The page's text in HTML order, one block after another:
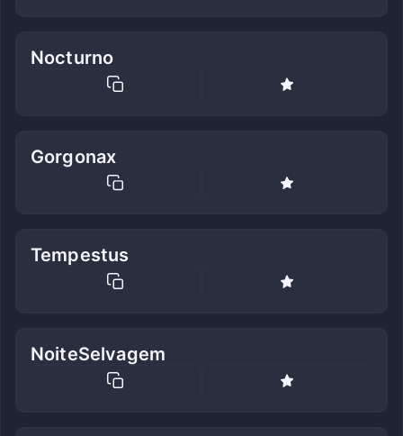
Nocturno
Gorgonax
Tempestus
NoiteSelvagem